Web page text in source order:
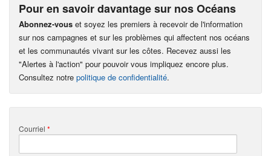
Pour en savoir davantage sur nos Océans
Abonnez-vous et soyez les premiers à recevoir de l'information
sur nos campagnes et sur les problèmes qui affectent nos océans
et les communautés vivant sur les côtes. Recevez aussi les
"Alertes à l'action" pour pouvoir vous impliquez encore plus.
Consultez notre politique de confidentialité.
Courriel *